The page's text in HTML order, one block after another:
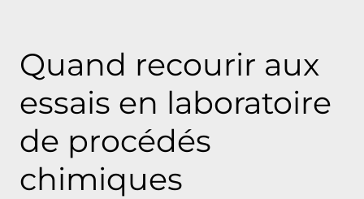
Quand recourir aux
essais en laboratoire
de procédés
chimiques